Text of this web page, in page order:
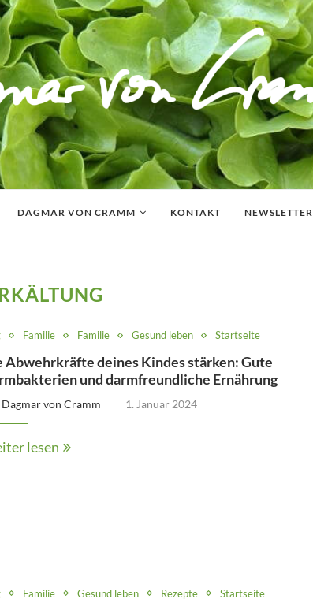
DAGMAR VON CRAMM KONTAKT NEWSLETTER
Familie Familie Gesund leben Startseite
Abwehrkräfte deines Kindes stärken: Gute
und darmfreundliche Ernährung
Dagmar von Cramm 1. Januar 2024
lesen
Familie Gesund leben Rezepte Startseite